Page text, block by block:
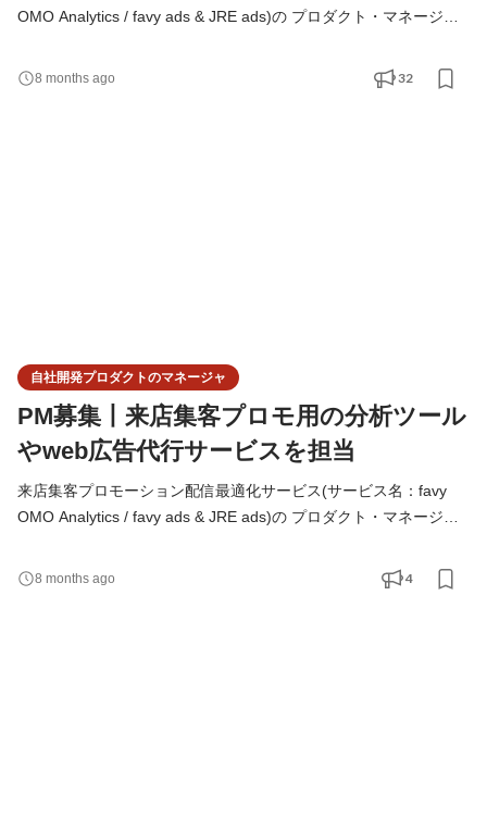
OMO Analytics / favy ads & JRE ads)の プロダクト・マネージャ
顧客体験の価値を上げたり、 来店数・売上アップになる施策をデ
ータから考えたり、 適切なタイミングで広告を出したりしたい！
8 months ago 32
自社開発プロダクトのマネージャ
PM募集丨来店集客プロモ用の分析ツール
やweb広告代行サービスを担当
来店集客プロモーション配信最適化サービス(サービス名：favy
OMO Analytics / favy ads & JRE ads)の プロダクト・マネージャ
顧客体験の価値を上げたり、 来店数・売上アップになる施策をデ
8 months ago 4